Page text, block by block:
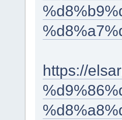
https://